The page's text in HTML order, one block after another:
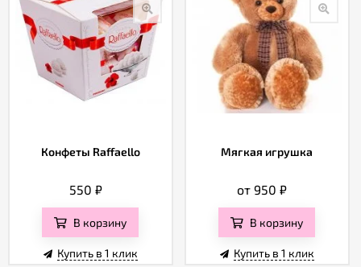
Конфеты Raffaello
550 ₽
В корзину
Купить в 1 клик
Мягкая игрушка
от 950₽
В корзину
Купить в 1 клик